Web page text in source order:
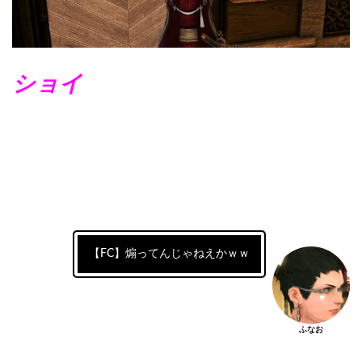
ショイ
【FC】煽ってんじゃねえかｗｗ
ふなお